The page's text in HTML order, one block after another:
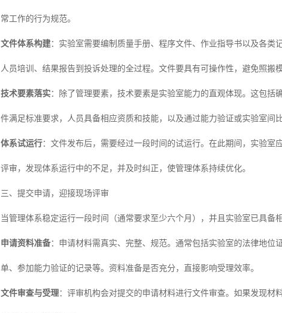
常工作的行为规范。
文件体系构建：实验室需要编制质量手册、程序文件、作业指导书以及各类
人员培训、结果报告到投诉处理的全过程。文件要具有可操作性，避免照搬
技术要素落实：除了管理要素，技术要素是实验室能力的直观体现。这包
件满足标准要求，人员具备相应资质和技能，以及通过能力验证或实验室间
体系试运行：文件发布后，需要经过一段时间的试运行。在此期间，实验
评审，发现体系运行中的不足，并及时纠正，使管理体系持续优化。
三、提交申请，迎接现场评审
当管理体系稳定运行一段时间（通常要求至少六个月），并且实验室已具备
申请资料准备：申请材料需真实、完整、规范。通常包括实验室的法律地
单、参加能力验证的记录等。资料准备是否充分，直接影响受理效率。
文件审查与受理：评审机构会对提交的申请材料进行文件审查。如果发现